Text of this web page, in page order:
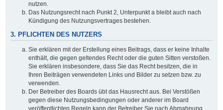
nutzen.
Das Nutzungsrecht nach Punkt 2, Unterpunkt a bleibt auch nach
Kündigung des Nutzungsvertrages bestehen.
3. PFLICHTEN DES NUTZERS
Sie erklären mit der Erstellung eines Beitrags, dass er keine Inhalte
enthält, die gegen geltendes Recht oder die guten Sitten verstoßen.
Sie erklären insbesondere, dass Sie das Recht besitzen, die in
Ihren Beiträgen verwendeten Links und Bilder zu setzen bzw. zu
verwenden.
Der Betreiber des Boards übt das Hausrecht aus. Bei Verstößen
gegen diese Nutzungsbedingungen oder anderer im Board
veröffentlichten Regeln kann der Betreiber Sie nach Abmahnung